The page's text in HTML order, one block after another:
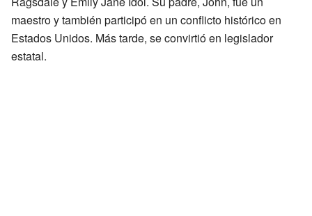
maestro y también participó en un conflicto histórico en
Estados Unidos. Más tarde, se convirtió en legislador
estatal.